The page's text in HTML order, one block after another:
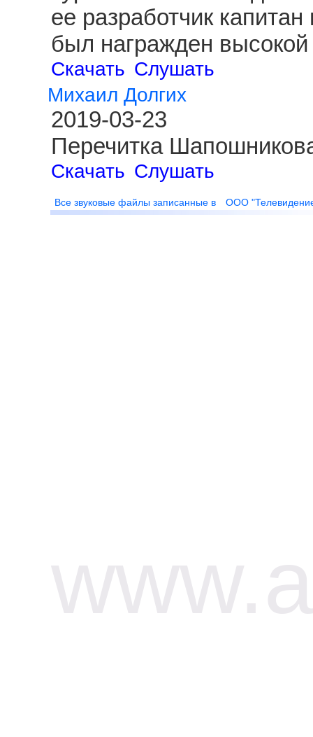
ее разработчик
был награжден
Скачать Слушать
Михаил Долгих
2019-03-23
Перечитка
Скачать Слушать
Все звуковые файлы записанные в ООО